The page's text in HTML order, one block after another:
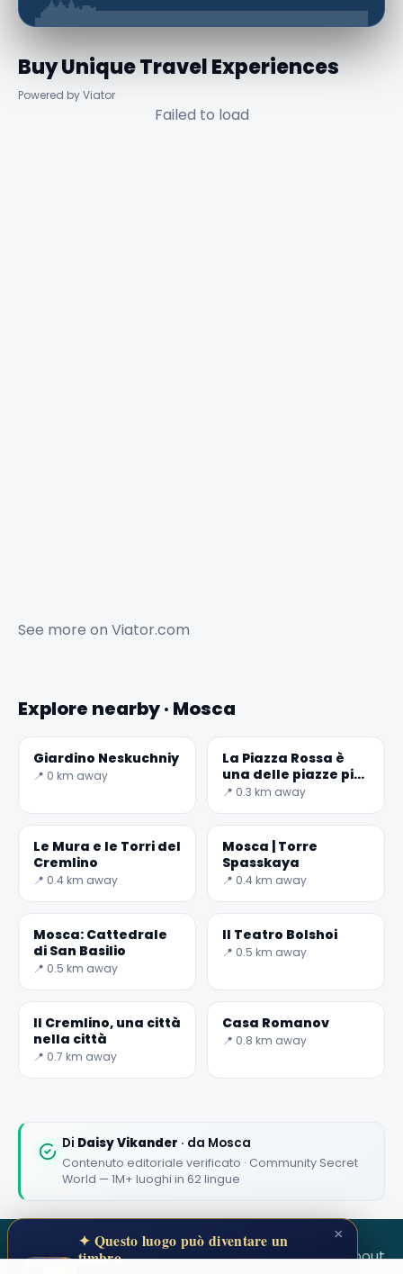
Buy Unique Travel Experiences
Powered by Viator
Failed to load
See more on Viator.com
Explore nearby · Mosca
Giardino Neskuchniy
📍 0 km away
La Piazza Rossa è
una delle piazze più
grandi del mondo
📍 0.3 km away
Le Mura e le Torri del
Cremlino
📍 0.4 km away
Mosca | Torre
Spasskaya
📍 0.4 km away
Mosca: Cattedrale
di San Basilio
📍 0.5 km away
Il Teatro Bolshoi
📍 0.5 km away
Il Cremlino, una città
nella città
📍 0.7 km away
Casa Romanov
📍 0.8 km away
Di Daisy Vikander · da Mosca
Contenuto editoriale verificato · Community Secret
World — 1M+ luoghi in 62 lingue
SECRET WORLD TermsPrivacyAbout
★★★★★
Keep Exploring the World
1,000,000+ places in your pocket. Free.
×
✦ Questo luogo può diventare un
timbro